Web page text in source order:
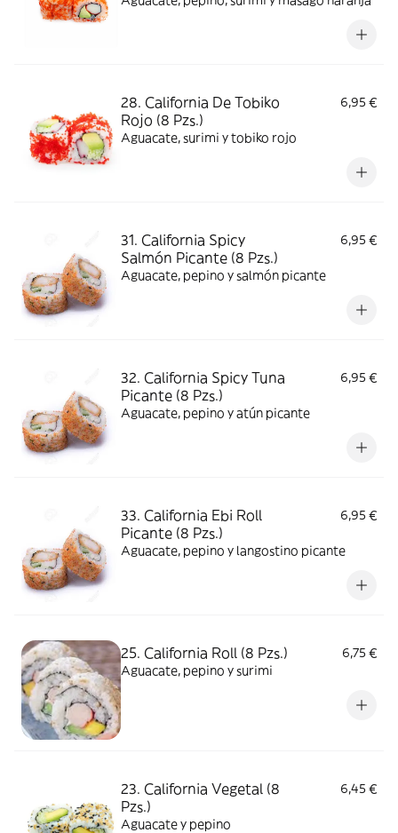
28. California De Tobiko
Rojo (8 Pzs.)
6,95 €
Aguacate, surimi y tobiko rojo
31. California Spicy
Salmón Picante (8 Pzs.)
6,95 €
Aguacate, pepino y salmón picante
32. California Spicy Tuna
Picante (8 Pzs.)
6,95 €
Aguacate, pepino y atún picante
33. California Ebi Roll
Picante (8 Pzs.)
6,95 €
Aguacate, pepino y langostino picante
25. California Roll (8 Pzs.)
6,75 €
Aguacate, pepino y surimi
23. California Vegetal (8
Pzs.)
6,45 €
Aguacate y pepino